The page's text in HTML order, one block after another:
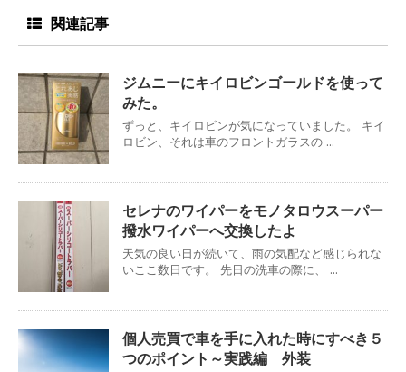
関連記事
ジムニーにキイロビンゴールドを使って
みた。
ずっと、キイロビンが気になっていました。 キイ
ロビン、それは車のフロントガラスの ...
セレナのワイパーをモノタロウスーパー
撥水ワイパーへ交換したよ
天気の良い日が続いて、雨の気配など感じられな
いここ数日です。 先日の洗車の際に、 ...
個人売買で車を手に入れた時にすべき５
つのポイント～実践編 外装